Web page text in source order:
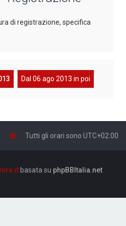
di registrazione, specifica
Dal 06 ago 2013 in poi
Tutti gli orari sono UTC+02:00
basata su phpBBItalia.net